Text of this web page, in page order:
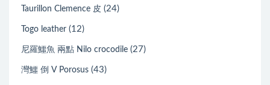
Taurillon Clemence 皮 (24)
Togo leather (12)
尼羅鱷魚 兩點 Nilo crocodile (27)
灣鱷 倒 V Porosus (43)